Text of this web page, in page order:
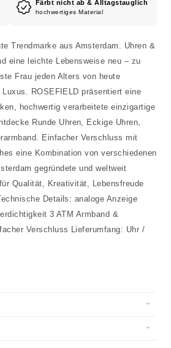
Färbt nicht ab & Alltagstauglich
hochwertiges Material
Trendmarke aus Amsterdam. Uhren &
eine leichte Lebensweise neu – zu
Frau jeden Alters von heute
ROSEFIELD präsentiert eine
hochwertig verarbeitete einzigartige
Runde Uhren, Eckige Uhren,
Einfacher Verschluss mit
eine Kombination von verschiedenen
gegründete und weltweit
Qualität, Kreativität, Lebensfreude
Details: analoge Anzeige
3 ATM Armband &
Verschluss Lieferumfang: Uhr /